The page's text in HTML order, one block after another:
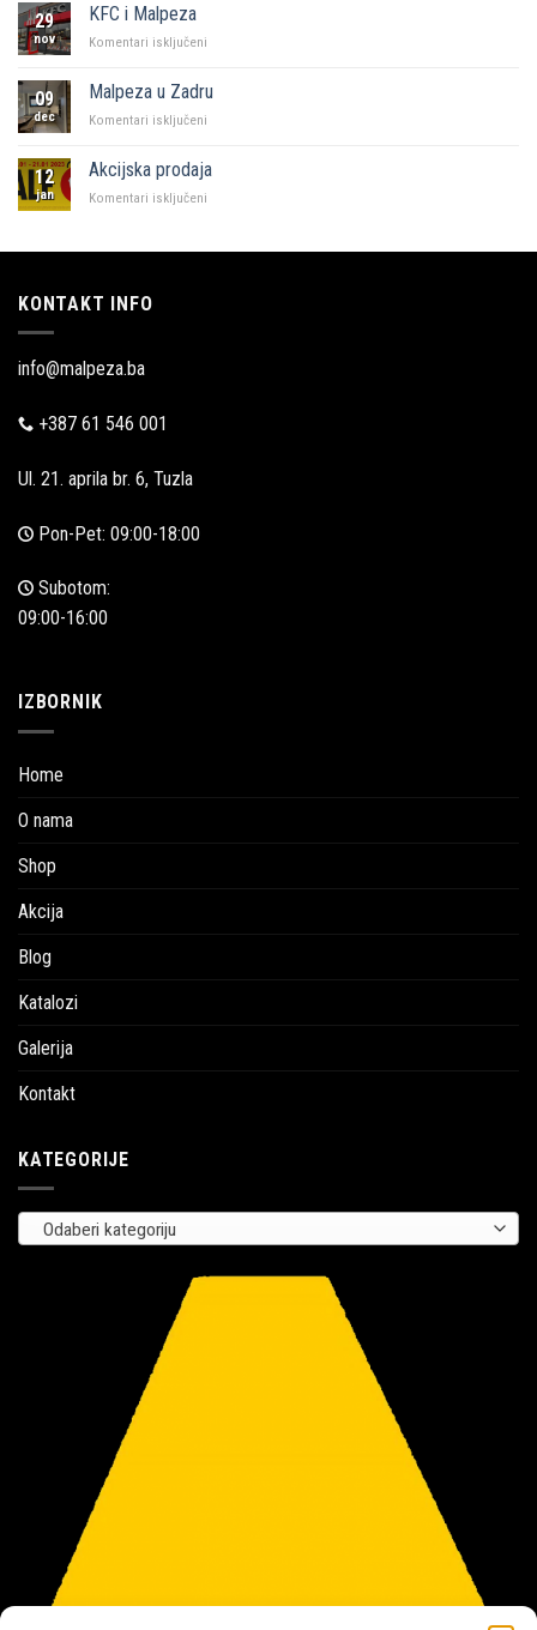
29
nov
KFC i Malpeza
Komentari isključeni
Malpeza
09
dec
Malpeza u Zadru
Komentari isključeni
Zadru
12
jan
Akcijska prodaja
Komentari isključeni
KONTAKT INFO
info@malpeza.ba
+387 61 546 001
Ul. 21. aprila br. 6, Tuzla
Pon-Pet: 09:00-18:00
Subotom:
09:00-16:00
IZBORNIK
Home
O nama
Shop
Akcija
Blog
Katalozi
Galerija
Kontakt
KATEGORIJE
Odaberi kategoriju